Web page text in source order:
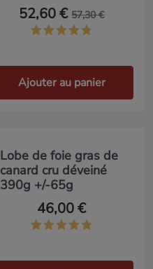
52,60 € 57,30 €
Ajouter au panier
Lobe de foie gras de
canard cru déveiné
390g +/-65g
46,00 €